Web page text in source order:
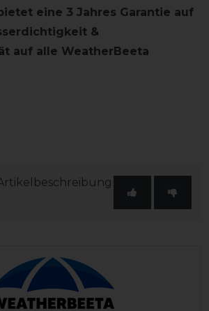
eine 3 Jahres Garantie auf
&
auf alle WeatherBeeta